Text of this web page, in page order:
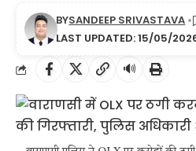
LAST UPDATED: 15/05/
BYSANDEEP SRIVASTAVA
🔊